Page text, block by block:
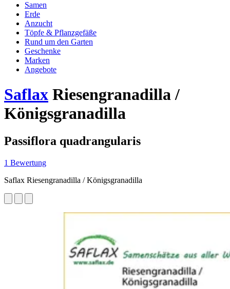
Samen
Erde
Anzucht
Töpfe & Pflanzgefäße
Rund um den Garten
Geschenke
Marken
Angebote
Saflax Riesengranadilla /
Königsgranadilla
Passiflora quadrangularis
1 Bewertung
Saflax Riesengranadilla / Königsgranadilla